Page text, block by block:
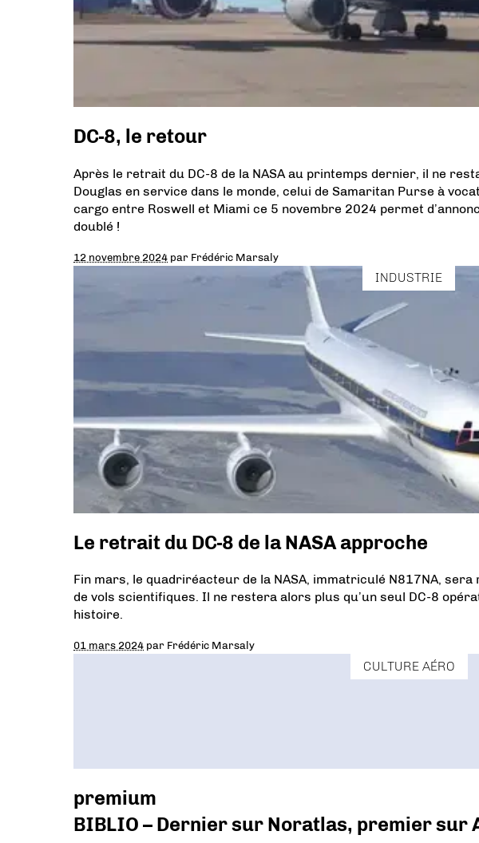
DC-8, le retour
Après le retrait du DC-8 de la NASA au printemps dernier, il ne
Douglas en service dans le monde, celui de Samaritan Purse à
cargo entre Roswell et Miami ce 5 novembre 2024 permet
doublé !
12 novembre 2024 par Frédéric Marsaly
INDUSTRIE
Le retrait du DC-8 de la NASA approche
Fin mars, le quadriréacteur de la NASA, immatriculé N817NA,
de vols scientifiques. Il ne restera alors plus qu’un seul DC-8
histoire.
01 mars 2024 par Frédéric Marsaly
CULTURE AÉRO
premium
BIBLIO – Dernier sur Noratlas, premier sur